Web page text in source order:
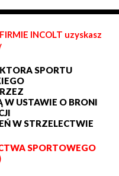
INCOLT uzyskasz
SPORTU
W USTAWIE O BRONI
W STRZELECTWIE
SPORTOWEGO